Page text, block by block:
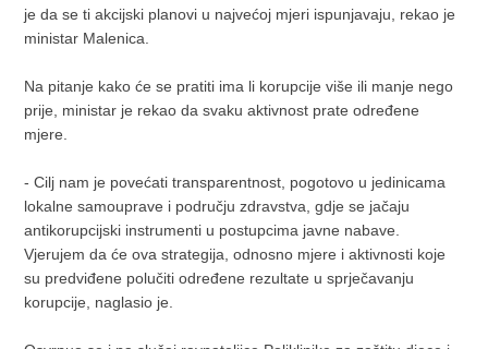
je da se ti akcijski planovi u najvećoj mjeri ispunjavaju, rekao je
ministar Malenica.
Na pitanje kako će se pratiti ima li korupcije više ili manje nego
prije, ministar je rekao da svaku aktivnost prate određene
mjere.
- Cilj nam je povećati transparentnost, pogotovo u jedinicama
lokalne samouprave i području zdravstva, gdje se jačaju
antikorupcijski instrumenti u postupcima javne nabave.
Vjerujem da će ova strategija, odnosno mjere i aktivnosti koje
su predviđene polučiti određene rezultate u sprječavanju
korupcije, naglasio je.